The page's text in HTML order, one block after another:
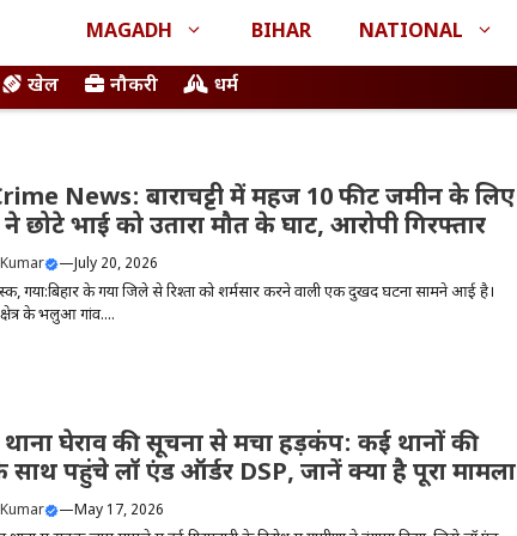
MAGADH BIHAR NATIONAL
खेल नौकरी धर्म
News: बाराचट्टी में महज 10 फीट जमीन के लिए
छोटे भाई को उतारा मौत के घाट, आरोपी गिरफ्तार
— July 20, 2026
गया:बिहार के गया जिले से रिश्तों को शर्मसार करने वाली एक दुखद घटना सामने आई है।
क्षेत्र के भलुआ गांव....
घेराव की सूचना से मचा हड़कंप: कई थानों की
पहुंचे लॉ एंड ऑर्डर DSP, जानें क्या है पूरा मामला
—May 17, 2026